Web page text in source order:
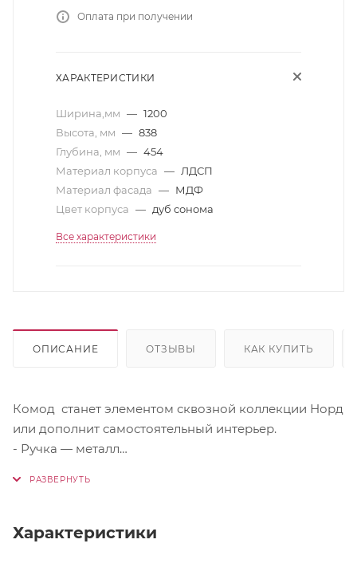
Оплата при получении
ХАРАКТЕРИСТИКИ
Ширина,мм — 1200
Высота, мм — 838
Глубина, мм — 454
Материал корпуса — ЛДСП
Материал фасада — МДФ
Цвет корпуса — дуб сонома
Все характеристики
ОПИСАНИЕ ОТЗЫВЫ КАК КУПИТЬ
Комод станет элементом сквозной коллекции Норд
или дополнит самостоятельный интерьер.
- Ручка — металл
Цвет фасада Софт пломбир Line
Характеристики